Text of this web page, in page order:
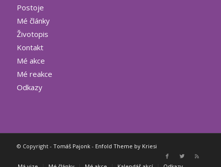
Postoje
Mé články
Životopis
Kontakt
Mé akce
Mé reakce
Odkazy
© Copyright - Tomáš Pajonk- Enfold Theme by Kriesi